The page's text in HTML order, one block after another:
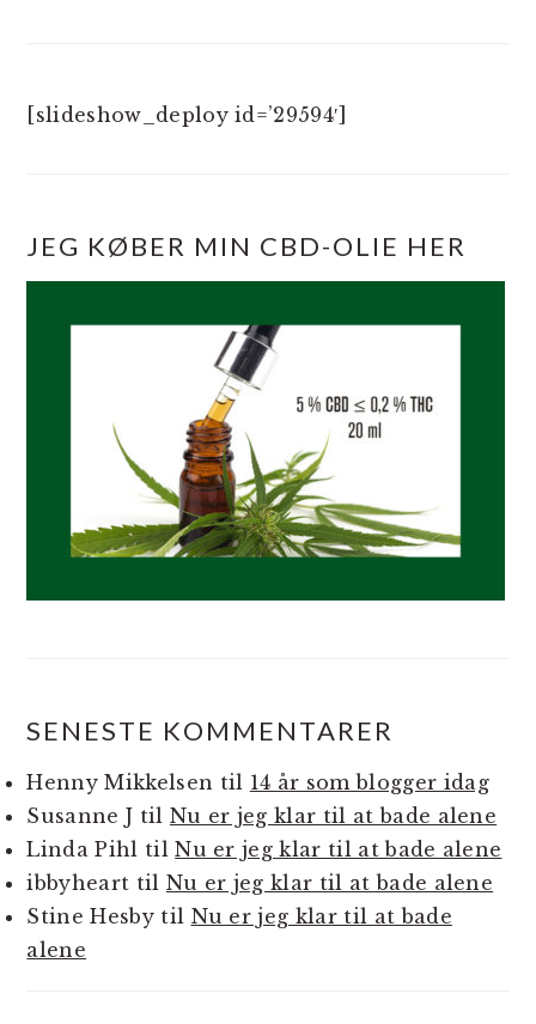
[slideshow_deploy id=’29594′]
JEG KØBER MIN CBD-OLIE HER
SENESTE KOMMENTARER
Henny Mikkelsen til 14 år som blogger idag
Susanne J til Nu er jeg klar til at bade alene
Linda Pihl tilNu er jeg klar til at bade alene
ibbyheart til Nu er jeg klar til at bade alene
Stine Hesbytil Nu er jeg klar til at bade
alene